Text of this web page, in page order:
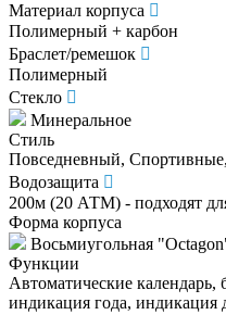
Материал корпуса
Полимерный + карбон
Браслет/ремешок
Полимерный
Стекло
Минеральное
Стиль
Повседневный,
Водозащита
200м (20 АТМ) - подходят
Форма корпуса
Восьмиугольная
Функции
Автоматические календарь,
индикация года, индикация